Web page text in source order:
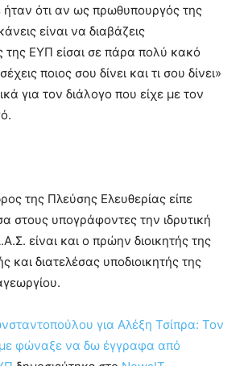
ήταν ότι αν ως πρωθυπουργός της
είναι να διαβάζεις
της ΕΥΠ είσαι σε πάρα πολύ κακό
ποιος σου δίνει και τι σου δίνει»
για τον διάλογο που είχε με τον
της Πλεύσης Ελευθερίας είπε
στους υπογράφοντες την ιδρυτική
είναι και ο πρώην διοικητής της
και διατελέσας υποδιοικητής της
για Αλέξη Τσίπρα: Τον
φώναξε να δω έγγραφα από